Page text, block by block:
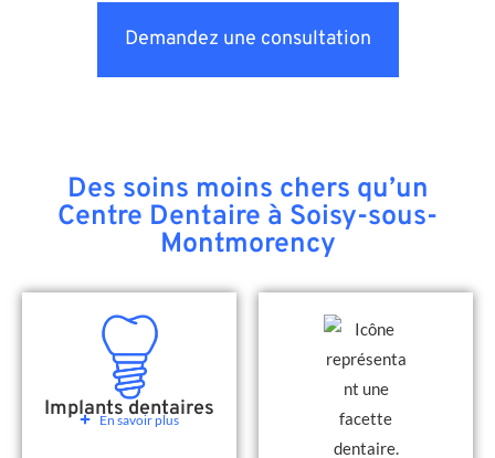
Demandez une consultation
Des soins moins chers qu’un
Centre Dentaire à Soisy-sous-
Montmorency
Implants dentaires
En savoir plus